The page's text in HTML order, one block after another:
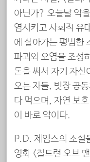
아닌가? 오늘날 악
염시키고 사회적 유
에 살아가는 평범한
파괴와 오염을 조성
돈을 써서 자기 자신
오는 자들, 빗장 공
다 먹으며, 자연 보
이 바로 악이다.
P.D. 제임스의 소설
영화 <칠드런 오브